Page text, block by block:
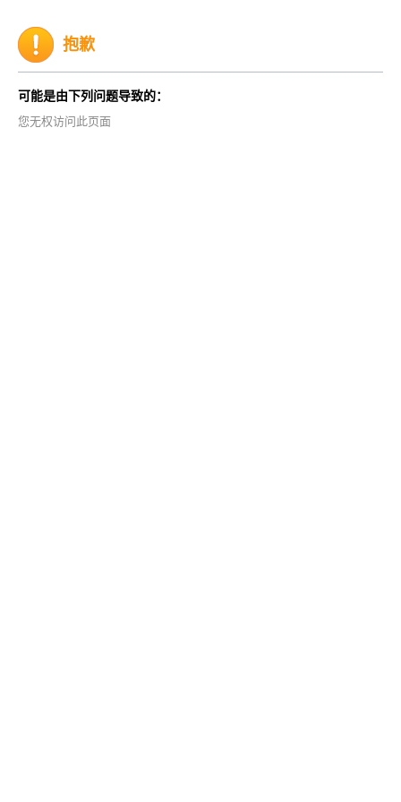
抱歉
可能是由下列问题导致的：
您无权访问此页面